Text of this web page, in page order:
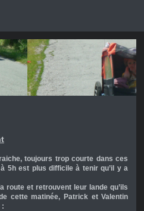
toujours trop courte dans ces
5h est plus difficile à tenir qu’il y a
route et retrouvent leur lande qu’ils
cette matinée, Patrick et Valentin
: